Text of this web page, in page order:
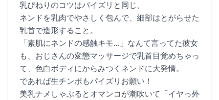
乳びねりのコツはパイズリと同じ。
ネンドを乳肉でやさしく包んで、細部はとがらせた
乳首で造形すること。
「素肌にネンドの感触キモ…」なんて言ってた彼女
も、おじさんの変態マッサージで乳首目覚めちゃっ
て、色白ボディにからみつくネンドに大発情。
であれば生チンポもパイズリお願い！
美乳ナメしゃぶるとオマンコが潮吹いて「イヤっ外